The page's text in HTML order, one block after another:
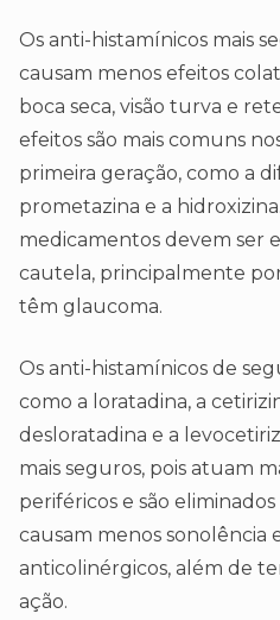
Os anti-histamínicos mais
causam menos efeitos
boca seca, visão turva e
efeitos são mais comuns
primeira geração, como a
prometazina e a hidroxizina.
medicamentos devem ser
cautela, principalmente
têm glaucoma.
Os anti-histamínicos de
como a loratadina, a
desloratadina e a
mais seguros, pois atuam
periféricos e são
causam menos sonolência
anticolinérgicos, além de
ação.